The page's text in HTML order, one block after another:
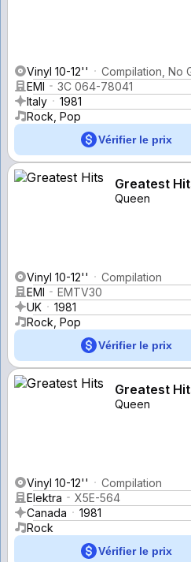
Vinyl 10-12''
Compilation, No
EMI
3C 064-78041
Italy
1981
Rock, Pop
Vérifier le prix
Greatest
Queen
Vinyl 10-12''
Compilation
EMI
EMTV30
UK
1981
Rock, Pop
Vérifier le prix
Greatest
Queen
Vinyl 10-12''
Compilation
Elektra
X5E-564
Canada
1981
Rock
Vérifier le prix